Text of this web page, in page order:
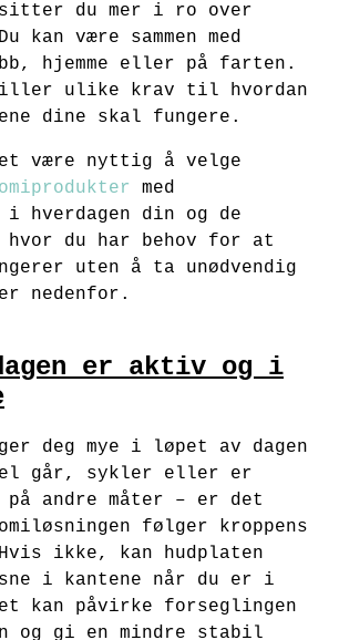
sitter du mer i ro over
kan være sammen med
hjemme eller på farten.
ulike krav til hvordan
dine skal fungere.
være nyttig å velge
med
i hverdagen din og de
hvor du har behov for at
uten å ta unødvendig
nedenfor.
er aktiv og i
deg mye i løpet av dagen
går, sykler eller er
andre måter – er det
følger kroppens
ikke, kan hudplaten
i kantene når du er i
kan påvirke forseglingen
og gi en mindre stabil